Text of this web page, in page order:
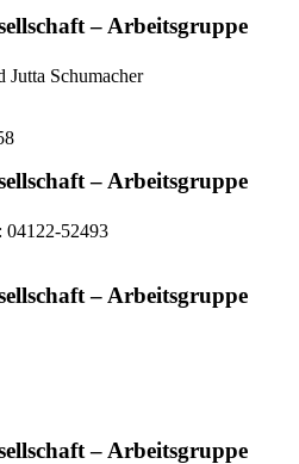
– Arbeitsgruppe
Schumacher
– Arbeitsgruppe
04122-52493
– Arbeitsgruppe
– Arbeitsgruppe